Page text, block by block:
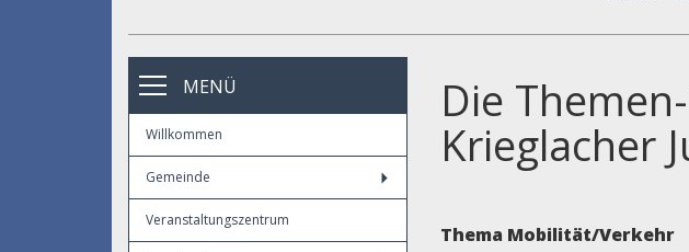
MENÜ
Willkommen
Gemeinde
Veranstaltungszentrum
Die
Krieglacher
Thema Mobilität/Verkehr